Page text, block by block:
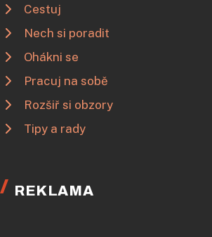
Cestuj
Nech si poradit
Ohákni se
Pracuj na sobě
Rozšiř si obzory
Tipy a rady
REKLAMA